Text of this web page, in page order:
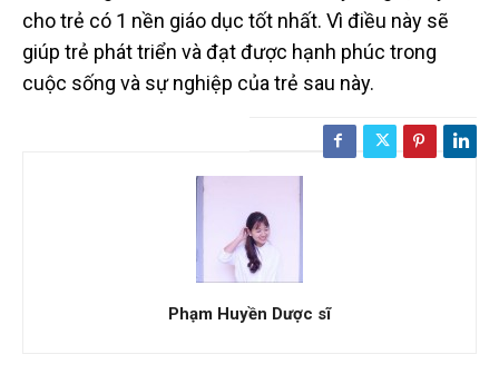
cho trẻ có 1 nền giáo dục tốt nhất. Vì điều này sẽ
giúp trẻ phát triển và đạt được hạnh phúc trong
cuộc sống và sự nghiệp của trẻ sau này.
Phạm Huyền Dược sĩ